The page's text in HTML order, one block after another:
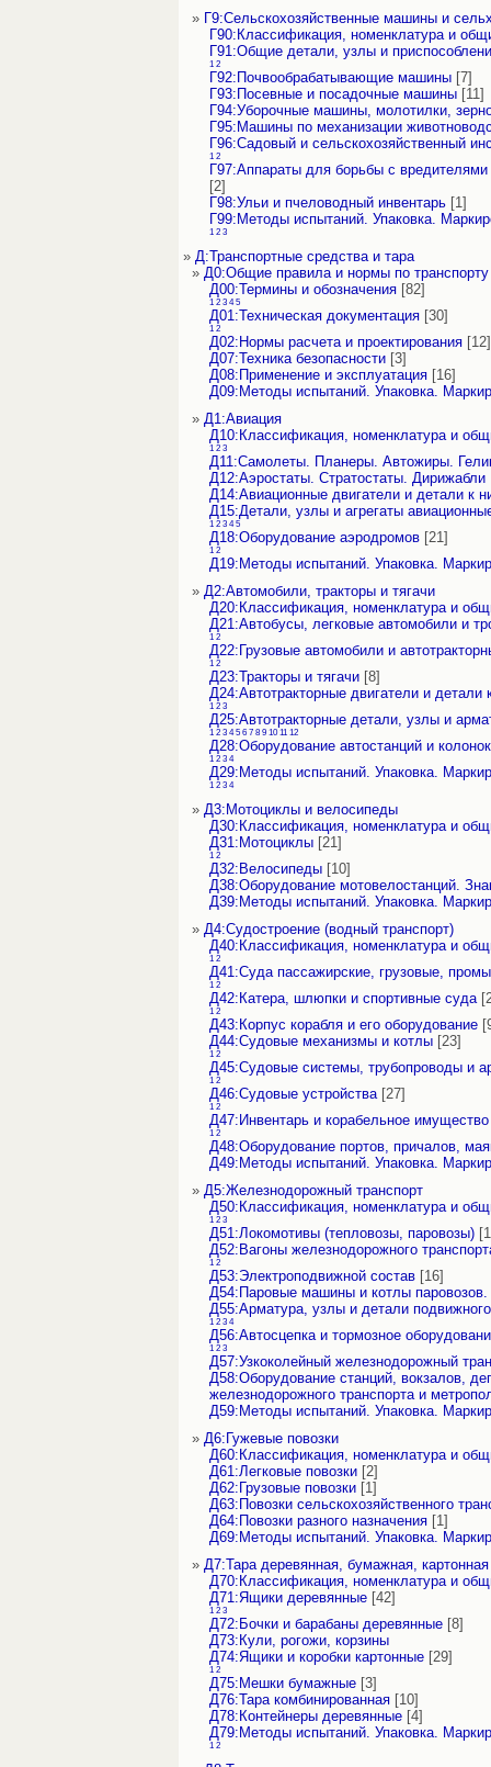
» Г9:Сельскохозяйственные машины и
Г90:Классификация, номенклатура и
Г91:Общие детали, узлы и
1 2
Г92:Почвообрабатывающие машины [7]
Г93:Посевные и посадочные машины [11]
Г94:Уборочные машины, молотилки,
Г95:Машины по механизации
Г96:Садовый и сельскохозяйственный
1 2
Г97:Аппараты для борьбы с
[2]
Г98:Ульи и пчеловодный инвентарь [1]
Г99:Методы испытаний. Упаковка.
1 2 3
» Д:Транспортные средства и тара
» Д0:Общие правила и нормы по транспорту
Д00:Термины и обозначения [82]
1 2 3 4 5
Д01:Техническая документация [30]
1 2
Д02:Нормы расчета и проектирования [12]
Д07:Техника безопасности [3]
Д08:Применение и эксплуатация [16]
Д09:Методы испытаний. Упаковка.
» Д1:Авиация
Д10:Классификация, номенклатура и
1 2 3
Д11:Самолеты. Планеры. Автожиры.
Д12:Аэростаты. Стратостаты. Дирижабли
Д14:Авиационные двигатели и детали к
Д15:Детали, узлы и агрегаты
1 2 3 4 5
Д18:Оборудование аэродромов [21]
1 2
Д19:Методы испытаний. Упаковка.
» Д2:Автомобили, тракторы и тягачи
Д20:Классификация, номенклатура и
Д21:Автобусы, легковые автомобили и
1 2
Д22:Грузовые автомобили и
1 2
Д23:Тракторы и тягачи [8]
Д24:Автотракторные двигатели и детали
1 2 3
Д25:Автотракторные детали, узлы и
1 2 3 4 5 6 7 8 9 10 11 12
Д28:Оборудование автостанций и
1 2 3 4
Д29:Методы испытаний. Упаковка.
1 2 3 4
» Д3:Мотоциклы и велосипеды
Д30:Классификация, номенклатура и
Д31:Мотоциклы [21]
1 2
Д32:Велосипеды [10]
Д38:Оборудование мотовелостанций.
Д39:Методы испытаний. Упаковка.
» Д4:Судостроение (водный транспорт)
Д40:Классификация, номенклатура и
1 2
Д41:Суда пассажирские, грузовые,
1 2
Д42:Катера, шлюпки и спортивные суда
1 2
Д43:Корпус корабля и его оборудование
Д44:Судовые механизмы и котлы [23]
1 2
Д45:Судовые системы, трубопроводы и
1 2
Д46:Судовые устройства[27]
1 2
Д47:Инвентарь и корабельное имущество
1 2
Д48:Оборудование портов, причалов,
Д49:Методы испытаний. Упаковка.
» Д5:Железнодорожный транспорт
Д50:Классификация, номенклатура и
1 2 3
Д51:Локомотивы (тепловозы, паровозы)
Д52:Вагоны железнодорожного
1 2
Д53:Электроподвижной состав [16]
Д54:Паровые машины и котлы паровозов.
Д55:Арматура, узлы и детали
1 2 3 4
Д56:Автосцепка и тормозное
1 2 3
Д57:Узкоколейный железнодорожный
Д58:Оборудование станций, вокзалов,
железнодорожного транспорта и
Д59:Методы испытаний. Упаковка.
» Д6:Гужевые повозки
Д60:Классификация, номенклатура и
Д61:Легковые повозки [2]
Д62:Грузовые повозки [1]
Д63:Повозки сельскохозяйственного
Д64:Повозки разного назначения [1]
Д69:Методы испытаний. Упаковка.
» Д7:Тара деревянная, бумажная, картонная
Д70:Классификация, номенклатура и
Д71:Ящики деревянные [42]
1 2 3
Д72:Бочки и барабаны деревянные [8]
Д73:Кули, рогожи, корзины
Д74:Ящики и коробки картонные [29]
1 2
Д75:Мешки бумажные [3]
Д76:Тара комбинированная [10]
Д78:Контейнеры деревянные [4]
Д79:Методы испытаний. Упаковка.
1 2